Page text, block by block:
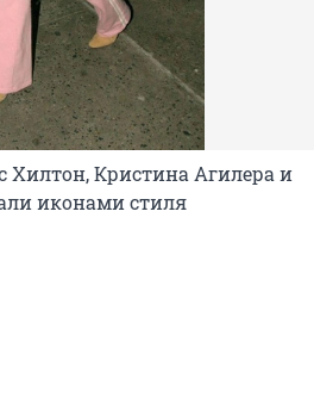
Хилтон, Кристина Агилера и
иконами стиля